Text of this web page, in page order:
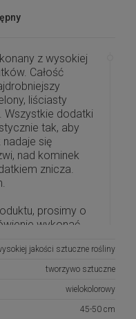
z wysokiej
Całość
liściasty
Wszystkie dodatki
tak, aby
nadaje się
nad kominek
znicza.
prosimy o
wykonać
jakości sztuczne rośliny
tworzywo sztuczne
wielokolorowy
45-50 cm